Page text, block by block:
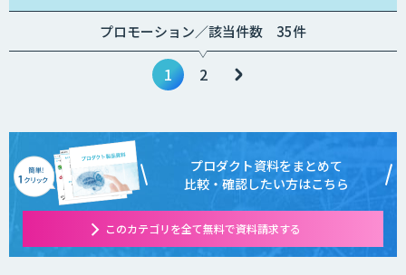
1 2
プロモーション／該当件数 35件
プロダクト資料をまとめて
比較・確認したい方はこちら
このカテゴリを全て無料で資料請求する